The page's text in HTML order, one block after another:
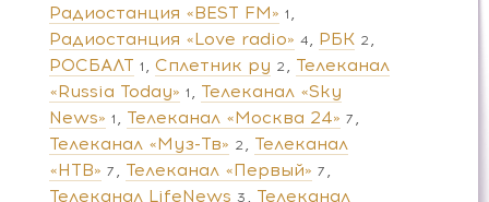
Радиостанция «BEST FM» 1
Радиостанция «Love radio» 4 РБК 2
РОСБАЛТ 1 Сплетник ру 2
Телеканал
«Russia Today» 1
Телеканал «Sky
News» 1 Телеканал «Москва 24» 7
Телеканал «Муз-Тв» 2
Телеканал
«НТВ» 7 Телеканал «Первый» 7
Телеканал LifeNews 3 Телеканал